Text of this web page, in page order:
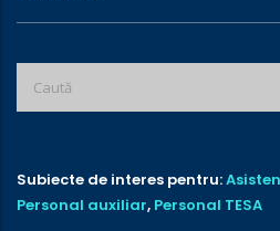
Subiecte de interes pentru:
Personal auxiliar, Personal TESA